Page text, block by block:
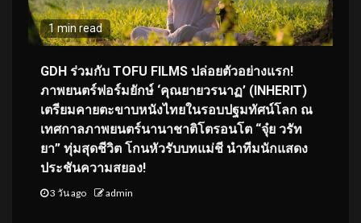
1 min read
GDH ร่วมกับ TOFU FILMS ปล่อยตัวอย่างแรก!
ภาพยนตร์ฟอร์มยักษ์ ‘คุณยายวรนาฏ’ (INHERIT)
เตรียมคายตะขาบหนังไทยในรอบปฐมทัศน์โลก ณ
เทศกาลภาพยนตร์นานาชาติโตรอนโต “จุ๋ย วรัท
ยา” ทุ่มสุดชีวิต โกนหัวรับบทแม่ชี นำทีมนักแสดง
ประชันความสยอง!
3 วัน ago admin